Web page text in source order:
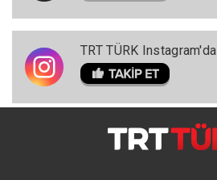
TRT TÜRK Instagram'da